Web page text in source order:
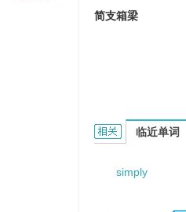
简支箱梁
simply support
临近单词
simply